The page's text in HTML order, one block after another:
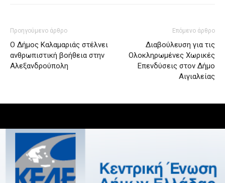
Προηγούμενο άρθρο
Ο Δήμος Καλαμαριάς στέλνει
ανθρωπιστική βοήθεια στην
Αλεξανδρούπολη
Επόμενο άρθρο
Διαβούλευση για τις
Ολοκληρωμένες Χωρικές
Επενδύσεις στον Δήμο
Αιγιαλείας